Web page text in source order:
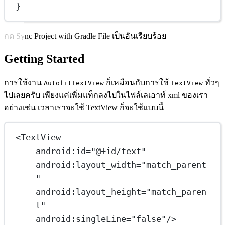
}
กด Sync Project with Gradle File เป็นอันเรียบร้อย
Getting Started
การใช้งาน AutofitTextView ก็เหมือนกับการใช้ TextView ทั่วๆ
ไปเลยครับ เพียงแค่เพิ่มแท็กลงไปในไฟล์เลเอาท์ xml ของเรา
อย่างเช่น เวลาเราจะใช้ TextView ก็จะใช้แบบนี้
<TextView
android:id="@+id/text"
android:layout_width="match_parent
"
android:layout_height="match_paren
t"
android:singleLine="false" />